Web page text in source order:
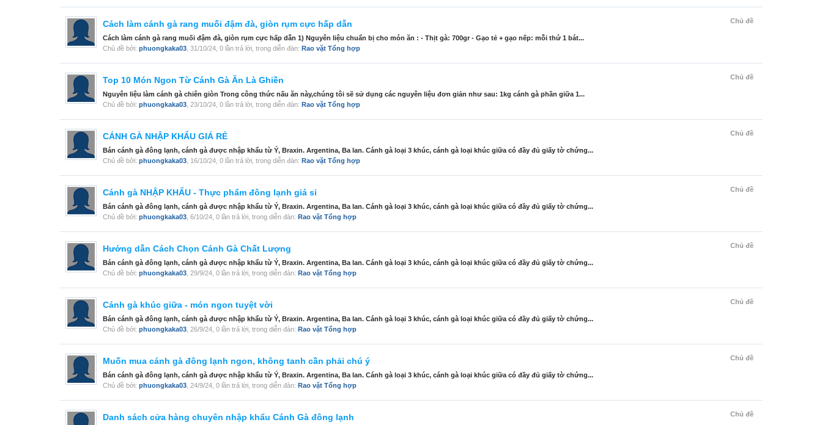
Chủ đề
Cách làm cánh gà rang muối đậm đà, giòn rụm cực hấp dẫn
Cách làm cánh gà rang muối đậm đà, giòn rụm cực hấp dẫn 1) Nguyên liệu chuẩn bị cho món ăn : - Thịt gà: 700gr - Gạo tẻ + gạo nếp: mỗi thứ 1 bát...
Chủ đề bởi: phuongkaka03 31/10/24 , 0 lần trả lời, trong diễn đàn: Rao vặt Tổng hợp
Chủ đề
Top 10 Món Ngon Từ Cánh Gà Ăn Là Ghiền
Nguyên liệu làm cánh gà chiên giòn Trong công thức nấu ăn này,chúng tôi sẽ sử dụng các nguyên liệu đơn giản như sau: 1kg cánh gà phần giữa 1...
Chủ đề bởi: phuongkaka03 23/10/24 , 0 lần trả lời, trong diễn đàn: Rao vặt Tổng hợp
Chủ đề
CÁNH GÀ NHẬP KHẨU GIÁ RẺ
Bán cánh gà đông lạnh, cánh gà được nhập khẩu từ Ý, Braxin. Argentina, Ba lan. Cánh gà loại 3 khúc, cánh gà loại khúc giữa có đầy đủ giấy tờ chứng...
Chủ đề bởi: phuongkaka03 16/10/24 , 0 lần trả lời, trong diễn đàn: Rao vặt Tổng hợp
Chủ đề
Cánh gà NHẬP KHẨU - Thực phẩm đông lạnh giá sỉ
Bán cánh gà đông lạnh, cánh gà được nhập khẩu từ Ý, Braxin. Argentina, Ba lan. Cánh gà loại 3 khúc, cánh gà loại khúc giữa có đầy đủ giấy tờ chứng...
Chủ đề bởi: phuongkaka03 6/10/24 , 0 lần trả lời, trong diễn đàn: Rao vặt Tổng hợp
Chủ đề
Hướng dẫn Cách Chọn Cánh Gà Chất Lượng
Bán cánh gà đông lạnh, cánh gà được nhập khẩu từ Ý, Braxin. Argentina, Ba lan. Cánh gà loại 3 khúc, cánh gà loại khúc giữa có đầy đủ giấy tờ chứng...
Chủ đề bởi: phuongkaka03 29/9/24 , 0 lần trả lời, trong diễn đàn: Rao vặt Tổng hợp
Chủ đề
Cánh gà khúc giữa - món ngon tuyệt vời
Bán cánh gà đông lạnh, cánh gà được nhập khẩu từ Ý, Braxin. Argentina, Ba lan. Cánh gà loại 3 khúc, cánh gà loại khúc giữa có đầy đủ giấy tờ chứng...
Chủ đề bởi: phuongkaka03 26/9/24 , 0 lần trả lời, trong diễn đàn: Rao vặt Tổng hợp
Chủ đề
Muốn mua cánh gà đông lạnh ngon, không tanh cần phải chú ý
Bán cánh gà đông lạnh, cánh gà được nhập khẩu từ Ý, Braxin. Argentina, Ba lan. Cánh gà loại 3 khúc, cánh gà loại khúc giữa có đầy đủ giấy tờ chứng...
Chủ đề bởi: phuongkaka03 24/9/24 , 0 lần trả lời, trong diễn đàn: Rao vặt Tổng hợp
Chủ đề
Danh sách cửa hàng chuyên nhập khẩu Cánh Gà đông lạnh